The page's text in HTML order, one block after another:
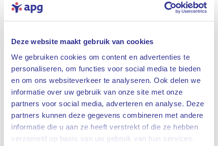
Deze website maakt gebruik van cookies
We gebruiken cookies om content en advertenties te
personaliseren, om functies voor social media te bieden
en om ons websiteverkeer te analyseren. Ook delen we
informatie over uw gebruik van onze site met onze
partners voor social media, adverteren en analyse. Deze
partners kunnen deze gegevens combineren met andere
informatie die u aan ze heeft verstrekt of die ze hebben
verzameld op basis van uw gebruik van hun services.
Sluiten